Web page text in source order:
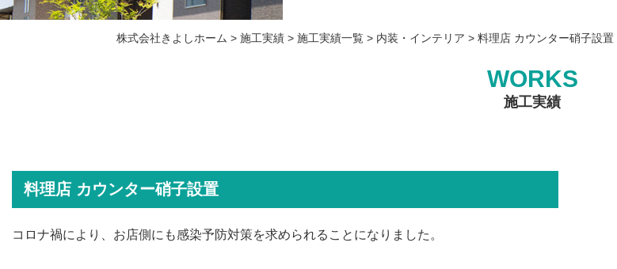
株式会社きよしホーム > 施工実績 > 施工実績一覧 > 内装・インテリア > 料理店 カウンター硝子設置
WORKS
施工実績
料理店 カウンター硝子設置
コロナ禍により、お店側にも感染予防対策を求められることになりました。